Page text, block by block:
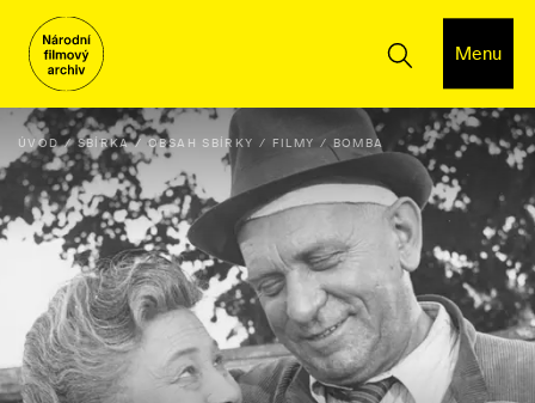
Menu
ÚVOD SBÍRKA OBSAH SBÍRKY FILMY BOMBA